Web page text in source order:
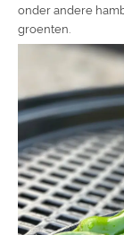
onder andere
groenten.